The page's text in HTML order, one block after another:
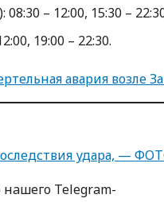
– 12:00, 15:30 –
19:00 – 22:30.
авария возле
удара, —
Telegram-